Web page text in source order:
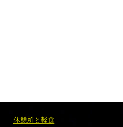
休憩所と軽食